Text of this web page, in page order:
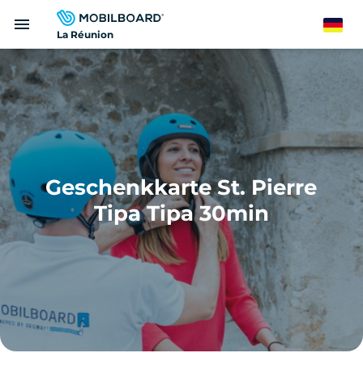
zum
La Réunion
menu German
Geschenkkarte St. Pierre
Tipa Tipa 30min